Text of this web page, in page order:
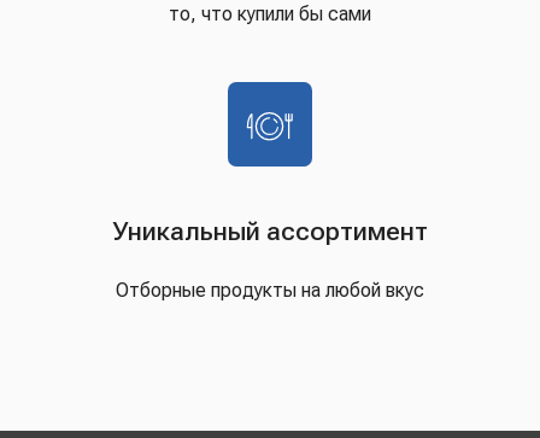
то, что купили бы сами
Уникальный ассортимент
Отборные продукты на любой вкус